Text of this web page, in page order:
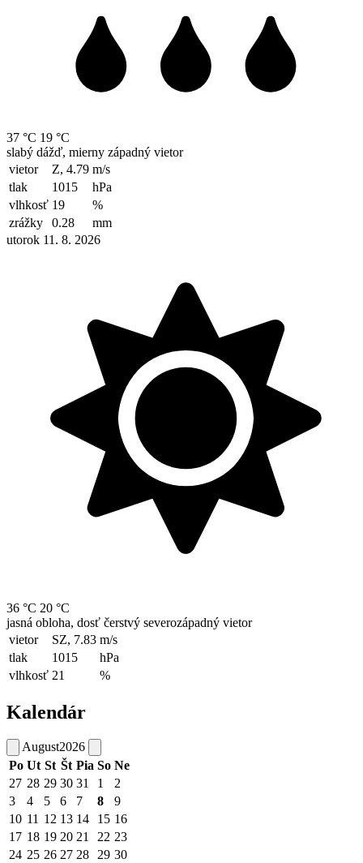
37 °C 19 °C
slabý dážď, mierny západný vietor
vietor
Z, 4.79 m/s
tlak
1015
hPa
vlhkosť 19
%
zrážky
0.28
mm
utorok 11. 8. 2026
36 °C 20 °C
jasná obloha, dosť čerstvý severozápadný vietor
vietor
SZ, 7.83 m/s
tlak
1015
hPa
vlhkosť 21 %
Kalendár
August2026
Po Ut St Št Pia So Ne
27 28 29 30 31 1
2
3
4 5 6 7 8
9
10 11 12 13 14 15 16
17 18 19 20 21 22 23
24 25 26 27 28 29 30